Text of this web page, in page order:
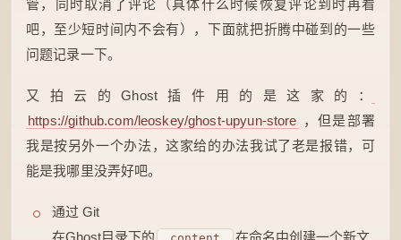
管，同时取消了评论（具体什么时候恢复评论到时再看
吧，至少短时间内不会有），下面就把折腾中碰到的一些
问题记录一下。
又拍云的Ghost插件用的是这家的：
https://github.com/leoskey/ghost-upyun-store ，但是部署
我是按另外一个办法，这家给的办法我试了老是报错，可
能是我哪里没弄好吧。
通过 Git
在Ghost目录下的
在命名中创建一个新文